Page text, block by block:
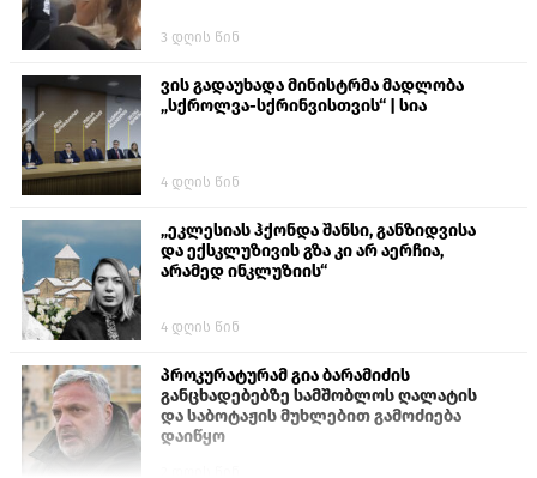
3 დღის წინ
ვის გადაუხადა მინისტრმა მადლობა
„სქროლვა-სქრინვისთვის“ | სია
4 დღის წინ
„ეკლესიას ჰქონდა შანსი, განზიდვისა
და ექსკლუზივის გზა კი არ აერჩია,
არამედ ინკლუზიის“
4 დღის წინ
პროკურატურამ გია ბარამიძის
განცხადებებზე სამშობლოს ღალატის
და საბოტაჟის მუხლებით გამოძიება
დაიწყო